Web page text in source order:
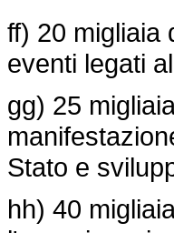
ff) 20 migliaia
eventi legati
gg) 25
Stato e
hh) 40